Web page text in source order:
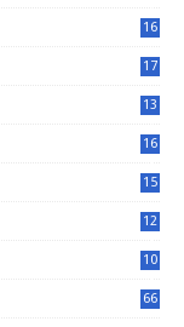
16
17
13
16
15
12
10
66